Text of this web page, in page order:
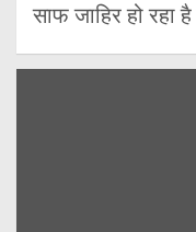
साफ जाहिर हो